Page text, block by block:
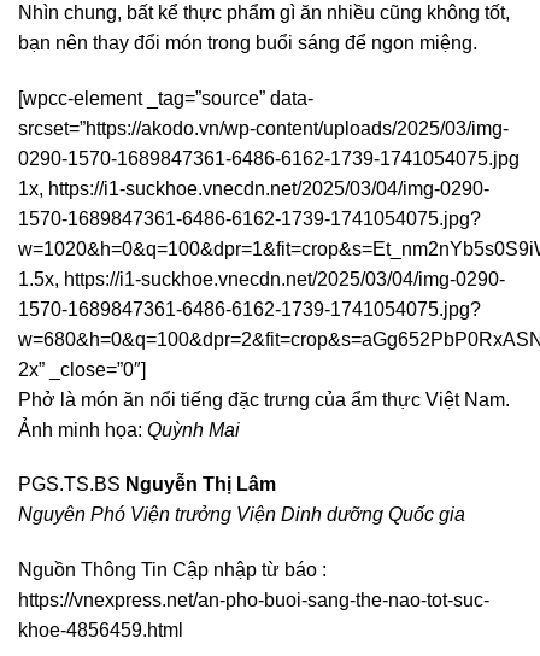
Nhìn chung, bất kể thực phẩm gì ăn nhiều cũng không tốt,
bạn nên thay đổi món trong buổi sáng để ngon miệng.
[wpcc-element _tag=”source” data-
srcset=”https://akodo.vn/wp-content/uploads/2025/03/img-
0290-1570-1689847361-6486-6162-1739-1741054075.jpg
1x, https://i1-suckhoe.vnecdn.net/2025/03/04/img-0290-
1570-1689847361-6486-6162-1739-1741054075.jpg?
1.5x, https://i1-suckhoe.vnecdn.net/2025/03/04/img-0290-
1570-1689847361-6486-6162-1739-1741054075.jpg?
2x” _close=”0″]
Phở là món ăn nổi tiếng đặc trưng của ẩm thực Việt Nam.
Ảnh minh họa: Quỳnh Mai
PGS.TS.BS Nguyễn Thị Lâm
Nguyên Phó Viện trưởng Viện Dinh dưỡng Quốc gia
Nguồn Thông Tin Cập nhập từ báo :
https://vnexpress.net/an-pho-buoi-sang-the-nao-tot-suc-
khoe-4856459.html